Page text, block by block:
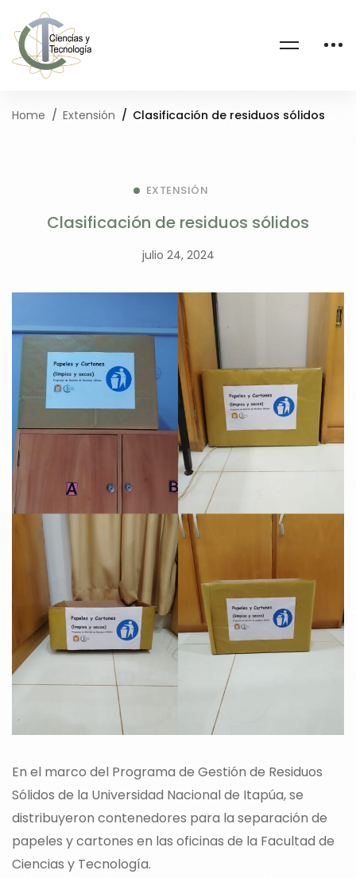
Home Extensión Clasificación de residuos sólidos
EXTENSIÓN
Clasificación de residuos sólidos
julio 24, 2024
En el marco del Programa de Gestión de Residuos
Sólidos de la Universidad Nacional de Itapúa, se
distribuyeron contenedores para la separación de
papeles y cartones en las oficinas de la Facultad de
Ciencias y Tecnología.